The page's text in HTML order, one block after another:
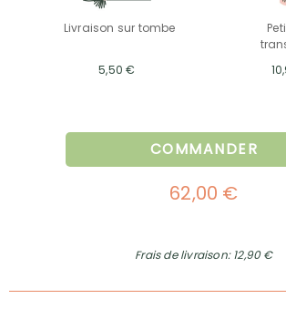
Livraison sur tombe
5,50 €
COMMANDER
62,00 €
Frais de livraison: 12,90 €